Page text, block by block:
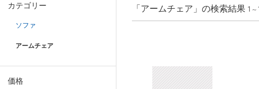
カテゴリー
ソファ
アームチェア
価格
「アームチェア」の検索結果 1 ～